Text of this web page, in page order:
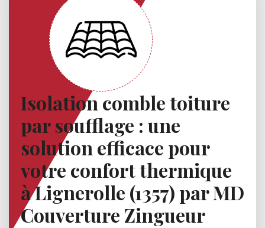
Isolation comble toiture
par soufflage : une
solution efficace pour
votre confort thermique
à Lignerolle (1357) par MD
Couverture Zingueur